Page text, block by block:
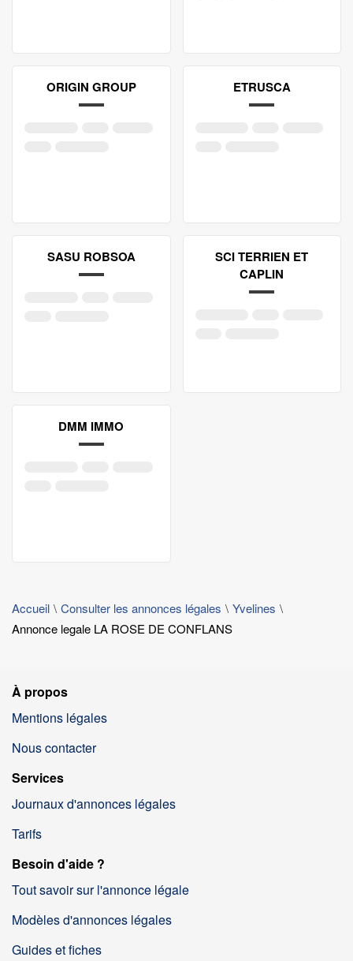
ORIGIN GROUP ETRUSCA
SASU ROBSOA
SCI TERRIEN ET
CAPLIN
DMM IMMO
Accueil Consulter les annonces légales
Yvelines
Annonce legale LA ROSE DE CONFLANS
À propos
Mentions légales
Nous contacter
Services
Journaux d'annonces légales
Tarifs
Besoin d'aide ?
Tout savoir sur l'annonce légale
Modèles d'annonces légales
Guides et fiches